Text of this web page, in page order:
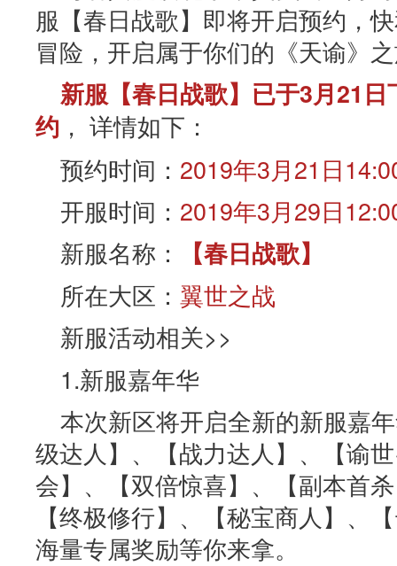
服【春日战歌】即将开启预约，
冒险，开启属于你们的《天谕》
新服【春日战歌】已于3月21
约 ， 详情如下：
预约时间： 2019年3月21日
开服时间： 2019年3月29日
新服名称：
【春日战歌】
所在大区： 翼世之战
新服活动相关>>
1.新服嘉年华
本次新区将开启全新的新服嘉
级达人】、【战力达人】、【谕
会】、【双倍惊喜】、【副本首
【终极修行】、【秘宝商人】、
海量专属奖励等你来拿。